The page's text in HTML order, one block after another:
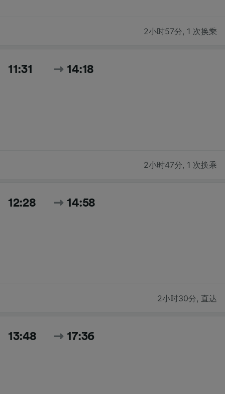
2小时57分, 1 次换乘
11:31 14:18
2小时47分, 1 次换乘
12:28 14:58
2小时30分, 直达
13:48 17:36